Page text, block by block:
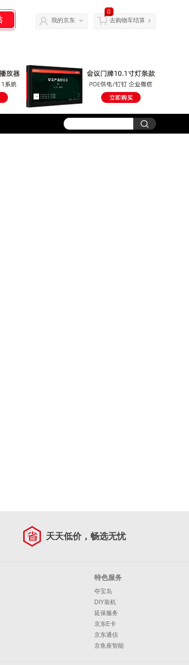
我的京东
0
去购物车结算
天天低价，畅选无忧
特色服务
夺宝岛
DIY装机
延保服务
京东E卡
京东通信
京鱼座智能